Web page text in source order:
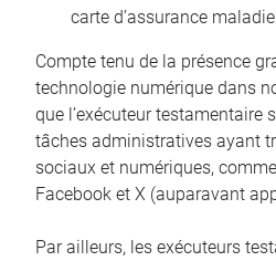
carte d’assurance maladie
Compte tenu de la présence
technologie numérique dans
que l’exécuteur testamentaire
tâches administratives ayant
sociaux et numériques,
Facebook et X (auparavant
Par ailleurs, les exécuteurs